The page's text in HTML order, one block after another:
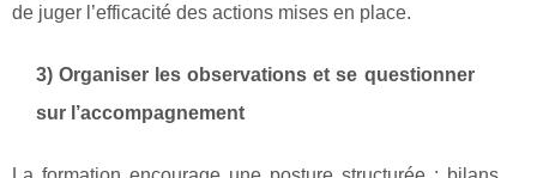
de juger l’efficacité des actions mises en place.
3) Organiser les observations et se questionner
sur l’accompagnement